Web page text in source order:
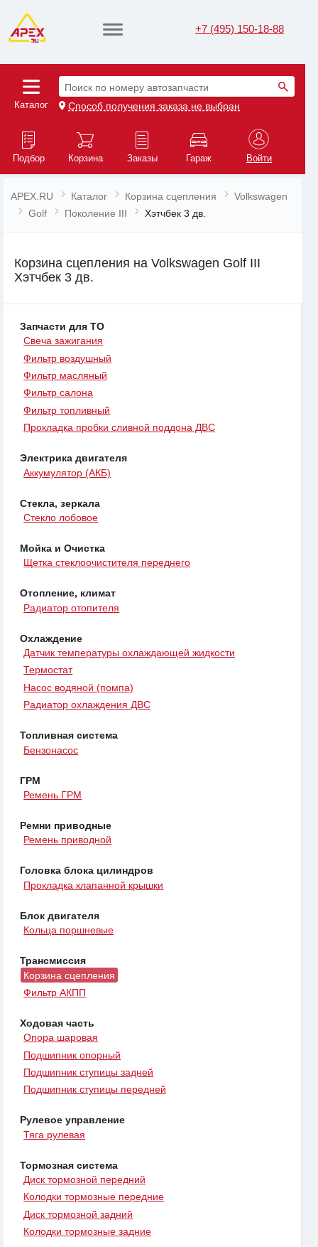
+7 (495) 150-18-88
Каталог
Поиск по номеру автозапчасти
Способ получения заказа не выбран
Подбор Корзина Заказы Гараж Войти
APEX.RU Каталог Корзина сцепления
Volkswagen
Golf
Поколение III Хэтчбек 3 дв.
Корзина сцепления на Volkswagen Golf III
Хэтчбек 3 дв.
Запчасти для ТО
Свеча зажигания
Фильтр воздушный
Фильтр масляный
Фильтр салона
Фильтр топливный
Прокладка пробки сливной поддона ДВС
Электрика двигателя
Аккумулятор (АКБ)
Стекла, зеркала
Стекло лобовое
Мойка и Очистка
Щетка стеклоочистителя переднего
Отопление, климат
Радиатор отопителя
Охлаждение
Датчик температуры охлаждающей жидкости
Термостат
Насос водяной (помпа)
Радиатор охлаждения ДВС
Топливная система
Бензонасос
ГРМ
Ремень ГРМ
Ремни приводные
Ремень приводной
Головка блока цилиндров
Прокладка клапанной крышки
Блок двигателя
Кольца поршневые
Трансмиссия
Корзина сцепления
Фильтр АКПП
Ходовая часть
Опора шаровая
Подшипник опорный
Подшипник ступицы задней
Подшипник ступицы передней
Рулевое управление
Тяга рулевая
Тормозная система
Диск тормозной передний
Колодки тормозные передние
Диск тормозной задний
Колодки тормозные задние